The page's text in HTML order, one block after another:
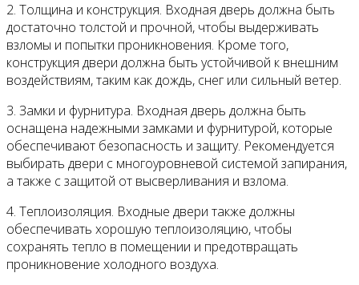
2. Толщина и конструкция. Входная дверь должна быть
достаточно толстой и прочной, чтобы выдерживать
взломы и попытки проникновения. Кроме того,
конструкция двери должна быть устойчивой к внешним
воздействиям, таким как дождь, снег или сильный ветер.
3. Замки и фурнитура. Входная дверь должна быть
оснащена надежными замками и фурнитурой, которые
обеспечивают безопасность и защиту. Рекомендуется
выбирать двери с многоуровневой системой запирания,
а также с защитой от высверливания и взлома.
4. Теплоизоляция. Входные двери также должны
обеспечивать хорошую теплоизоляцию, чтобы
сохранять тепло в помещении и предотвращать
проникновение холодного воздуха.